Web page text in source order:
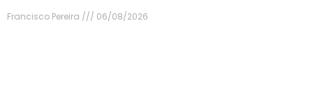
Francisco Pereira
06/08/2026